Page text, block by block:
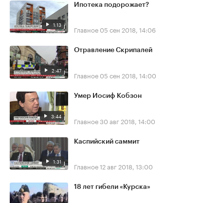
1:13
Ипотека подорожает?
Главное 05 сен 2018, 14:06
2:47
Отравление Скрипалей
Главное 05 сен 2018, 14:00
3:44
Умер Иосиф Кобзон
Главное30 авг 2018, 14:00
1:31
Каспийский саммит
Главное12 авг 2018, 13:00
18 лет гибели «Курска»